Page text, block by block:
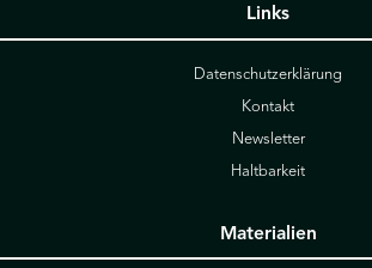
Links
Datenschutzerklärung
Kontakt
Newsletter
Haltbarkeit
Materialien